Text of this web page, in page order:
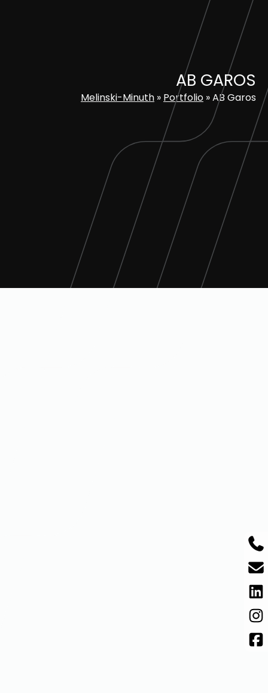
AB GAROS
Melinski-Minuth » Portfolio »AB Garos